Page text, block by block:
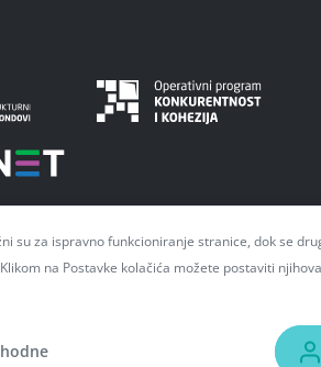
o EU fondovima možete naći na mrežnim
. Sadržaj ove mrežne stranice
su za ispravno funkcioniranje stranice, dok se
na Postavke kolačića možete postaviti